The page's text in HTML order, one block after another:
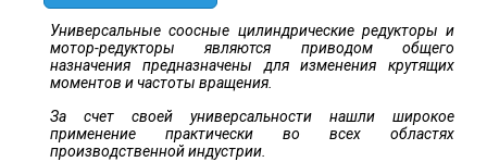
Универсальные соосные цилиндрические редукторы и
мотор-редукторы являются приводом общего
назначения предназначены для изменения крутящих
моментов и частоты вращения.
За счет своей универсальности нашли широкое
применение практически во всех областях
производственной индустрии.